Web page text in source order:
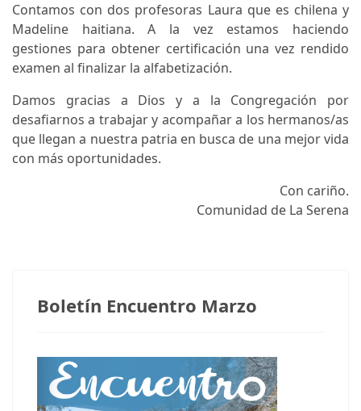
Contamos con dos profesoras Laura que es chilena y
Madeline haitiana. A la vez estamos haciendo
gestiones para obtener certificación una vez rendido
examen al finalizar la alfabetización.
Damos gracias a Dios y a la Congregación por
desafiarnos a trabajar y acompañar a los hermanos/as
que llegan a nuestra patria en busca de una mejor vida
con más oportunidades.
Con cariño.
Comunidad de La Serena
Boletín Encuentro Marzo